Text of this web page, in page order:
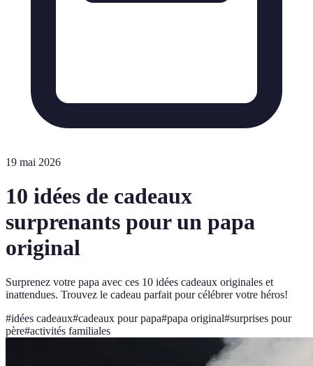
19 mai 2026
10 idées de cadeaux
surprenants pour un papa
original
Surprenez votre papa avec ces 10 idées cadeaux originales et
inattendues. Trouvez le cadeau parfait pour célébrer votre héros!
#idées cadeaux#cadeaux pour papa#papa original#surprises pour
père#activités familiales